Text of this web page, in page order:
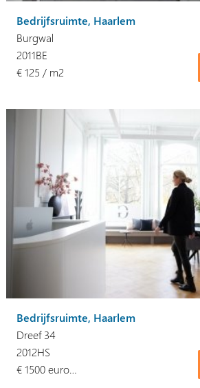
Bedrijfsruimte, Haarlem
Burgwal
2011BE
€ 125 / m2
Bedrijfsruimte, Haarlem
Dreef 34
2012HS
€ 1500 euro…